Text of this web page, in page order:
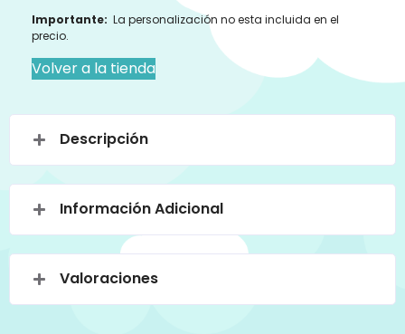
Importante: La personalización no esta incluida en el
precio.
Volver a la tienda
Descripción
Información Adicional
Valoraciones